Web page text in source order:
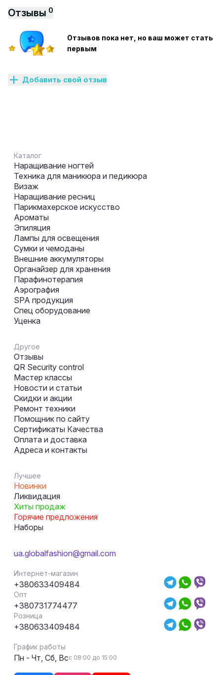
Отзывы 0
Отзывов пока нет, но ваш может стать
первым
Добавить свой отзыв
Каталог
Наращивание ногтей
Техника для маникюра и педикюра
Визаж
Наращивание ресниц
Парикмахерское искусство
Ароматы
Эпиляция
Лампы для освещения
Сумки и чемоданы
Внешние аккумуляторы
Органайзер для хранения
Парафинотерапия
Аэрография
SPA продукция
Спец оборудование
Уценка
Другое
Отзывы
QR Security control
Мастер классы
Новости и статьи
Скидки и акции
Ремонт техники
Помощник по сайту
Сертификаты Качества
Оплата и доставка
Адреса и контакты
Лучшее
Новинки
Ликвидация
Хиты продаж
Горячие предложения
Наборы
ua.globalfashion@gmail.com
Интернет-магазин
+380633409484
Опт
+380731774477
Розница
+380633409484
График работы
Пн - Чт, Сб, Всс 08:00 до 15:00